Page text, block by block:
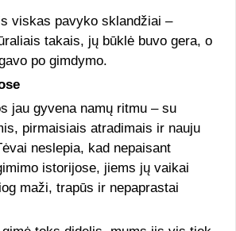
viskas pavyko sklandžiai –
takais, jų būklė buvo gera, o
po gimdymo.
jau gyvena namų ritmu – su
pirmaisiais atradimais ir nauju
neslepia, kad nepaisant
istorijose, jiems jų vaikai
maži, trapūs ir nepaprastai